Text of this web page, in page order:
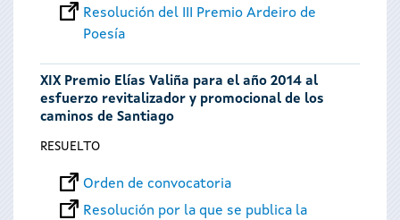
Resolución del III Premio Ardeiro de
Poesía
XIX Premio Elías Valiña para el año 2014 al
esfuerzo revitalizador y promocional de los
caminos de Santiago
RESUELTO
Orden de convocatoria
Resolución por la que se publica la